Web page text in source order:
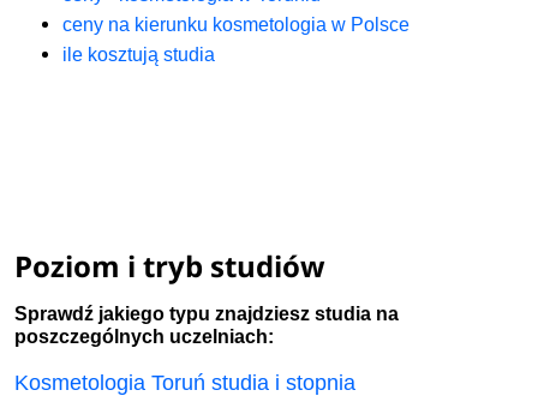
ceny na kierunku kosmetologia w Polsce
ile kosztują studia
Poziom i tryb studiów
Sprawdź jakiego typu znajdziesz studia na
poszczególnych uczelniach:
Kosmetologia Toruń studia i stopnia